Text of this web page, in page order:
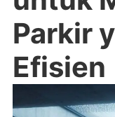
Parkir
Efisien